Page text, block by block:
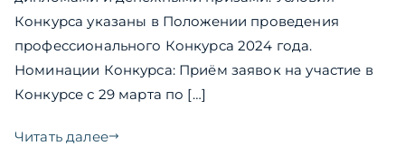
Конкурса указаны в Положении проведения
профессионального Конкурса 2024 года.
Номинации Конкурса: Приём заявок на участие в
Конкурсе с 29 марта по […]
Читать далее